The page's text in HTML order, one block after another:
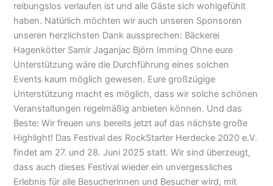
reibungslos verlaufen ist und alle Gäste sich wohlgefühlt
haben. Natürlich möchten wir auch unseren Sponsoren
unseren herzlichsten Dank aussprechen: Bäckerei
Hagenkötter Samir Jaganjac Björn Imming Ohne eure
Unterstützung wäre die Durchführung eines solchen
Events kaum möglich gewesen. Eure großzügige
Unterstützung macht es möglich, dass wir solche schönen
Veranstaltungen regelmäßig anbieten können. Und das
Beste: Wir freuen uns bereits jetzt auf das nächste große
Highlight! Das Festival des RockStarter Herdecke 2020 e.V.
findet am 27. und 28. Juni 2025 statt. Wir sind überzeugt,
dass auch dieses Festival wieder ein unvergessliches
Erlebnis für alle Besucherinnen und Besucher wird, mit